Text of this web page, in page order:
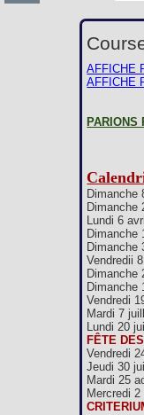
AFFICHE
AFFICHE
PARIONS
Dimanche
Lundi 6
Dimanche
Dimanche
Vendredii
Dimanche
Vendredi
Mardi 7
Lundi 20
FÊTE
Vendredi
Jeudi 30
Mardi 25
Mercredi